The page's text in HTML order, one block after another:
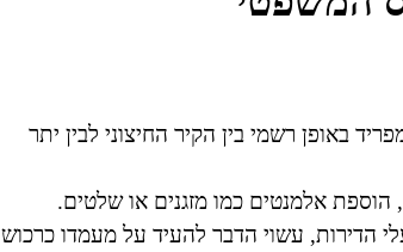
באופן רשמי בין הקיר החיצוני לבין יתר
הוספת אלמנטים כמו מזגנים או שלטים.
הדירות, עשוי הדבר להעיד על מעמדו כרכוש